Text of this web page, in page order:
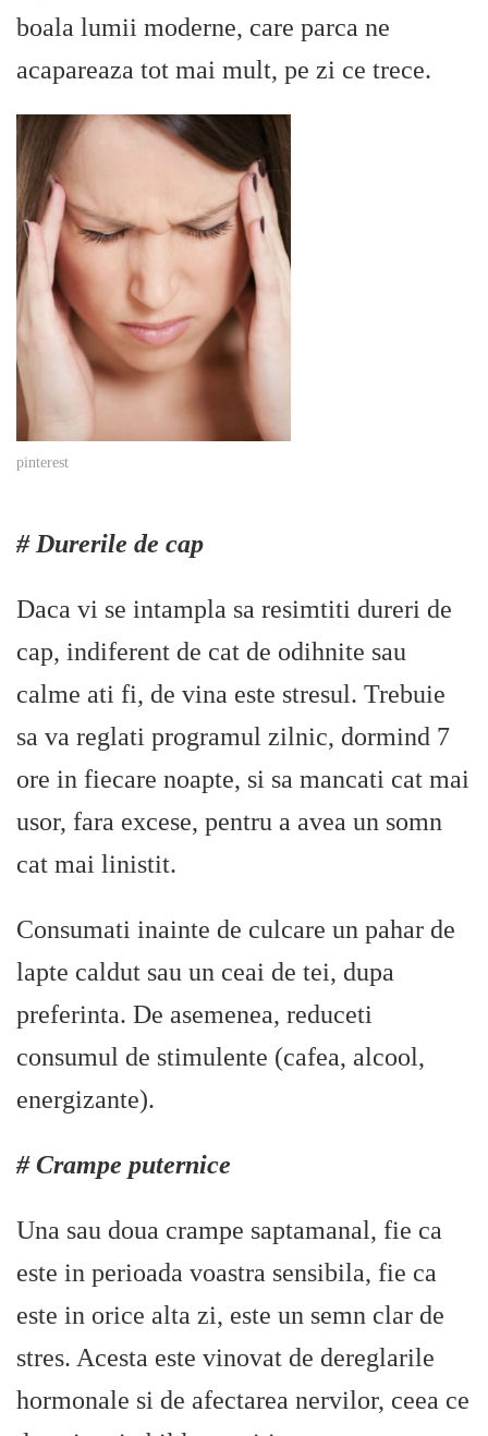
boala lumii moderne, care parca ne
acapareaza tot mai mult, pe zi ce trece.
pinterest
# Durerile de cap
Daca vi se intampla sa resimtiti dureri de
cap, indiferent de cat de odihnite sau
calme ati fi, de vina este stresul. Trebuie
sa va reglati programul zilnic, dormind 7
ore in fiecare noapte, si sa mancati cat mai
usor, fara excese, pentru a avea un somn
cat mai linistit.
Consumati inainte de culcare un pahar de
lapte caldut sau un ceai de tei, dupa
preferinta. De asemenea, reduceti
consumul de stimulente (cafea, alcool,
energizante).
# Crampe puternice
Una sau doua crampe saptamanal, fie ca
este in perioada voastra sensibila, fie ca
este in orice alta zi, este un semn clar de
stres. Acesta este vinovat de dereglarile
hormonale si de afectarea nervilor, ceea ce